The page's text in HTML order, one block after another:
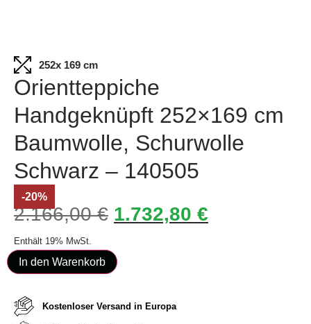
252x 169 cm
Orientteppiche
Handgeknüpft 252×169 cm
Baumwolle, Schurwolle
Schwarz – 140505
-20%
2.166,00€ 1.732,80 €
Enthält 19% MwSt.
In den Warenkorb
Kostenloser Versand in Europa